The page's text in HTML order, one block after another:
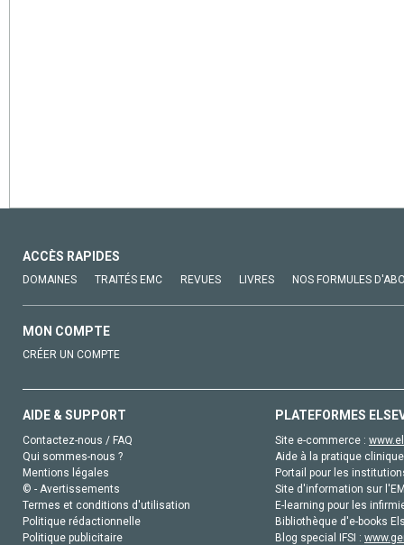
ACCÈS RAPIDES
DOMAINES TRAITÉS EMC REVUES LIVRES NOS FORMULES
MON COMPTE
CRÉER UN COMPTE
AIDE & SUPPORT
Contactez-nous / FAQ
Qui sommes-nous ?
Mentions légales
© - Avertissements
Termes et conditions d'utilisation
Politique rédactionnelle
Politique publicitaire
PLATEFORMES
Site e-commerce :
Aide à la pratique
Portail pour les
Site d'information sur
E-learning pour les
Bibliothèque d'e-books
Blog special IFSI :